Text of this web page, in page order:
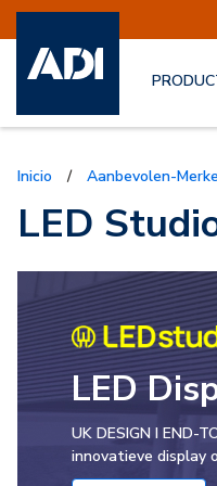
Mededeling |
Inicio / Aanbevolen-
LED
LED
UK DESIGN I END-
innovatieve display